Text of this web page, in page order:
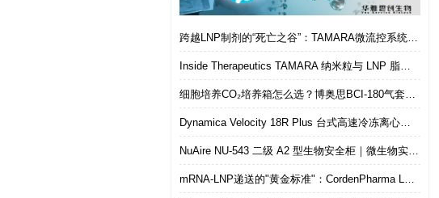
跨越LNP制剂的“死亡之谷”：TAMARA微流控系统如何实现从筛选到体内的无缝衔接
Inside Therapeutics TAMARA 纳米粒与 LNP 脂质纳米粒递送制剂系统 微流控 LNP 制备平台
细胞培养CO₂培养箱怎么选？博奥思BCI-180气套式培养箱 进口替代优选
Dynamica Velocity 18R Plus 台式高速冷冻离心机｜多样本通量生物分离优选设备
NuAire NU-543 二级 A2 型生物安全柜｜微生物实验室安全操作优选设备
mRNA-LNP递送的"黄金标准"：CordenPharma LP-R4-524（ALC-0315）可电离脂质技术解析